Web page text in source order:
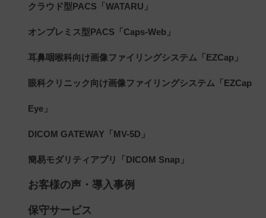
クラウド型PACS「WATARU」
オンプレミス型PACS「Caps-Web」
耳鼻咽喉科向け画像ファイリングシステム「EZCap」
眼科クリニック向け画像ファイリングシステム「EZCap
Eye」
DICOM GATEWAY「MV-5D」
簡易モダリティアプリ「DICOM Snap」
お客様の声・導入事例
保守サービス